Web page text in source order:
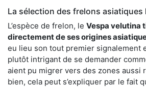
La sélection des frelons asiatiques
L’espèce de frelon, le Vespa velutina
directement de ses origines
eu lieu son tout premier signalement
plutôt intrigant de se demander
aient pu migrer vers des zones aussi
bien, cela peut s’expliquer par le fait